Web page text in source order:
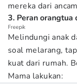
mereka dari
3. Peran orangtua
Freepik
Melindungi anak
soal melarang,
kuat dari rumah.
Mama lakukan: